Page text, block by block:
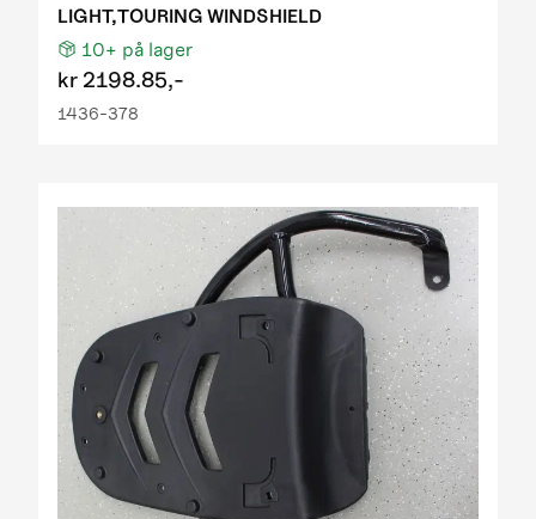
LIGHT,TOURING WINDSHIELD
10+ på lager
kr 2198.85,-
1436-378